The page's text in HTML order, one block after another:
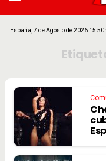
España, 7 de Agosto de 2026